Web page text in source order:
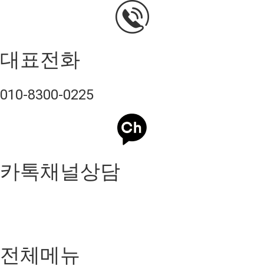
대표전화
010-8300-0225
카톡채널상담
전체메뉴